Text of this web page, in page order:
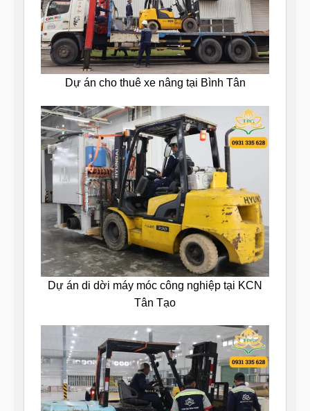
Dự án cho thuê xe nâng tại Bình Tân
Dự án di dời máy móc công nghiệp tại KCN
Tân Tạo